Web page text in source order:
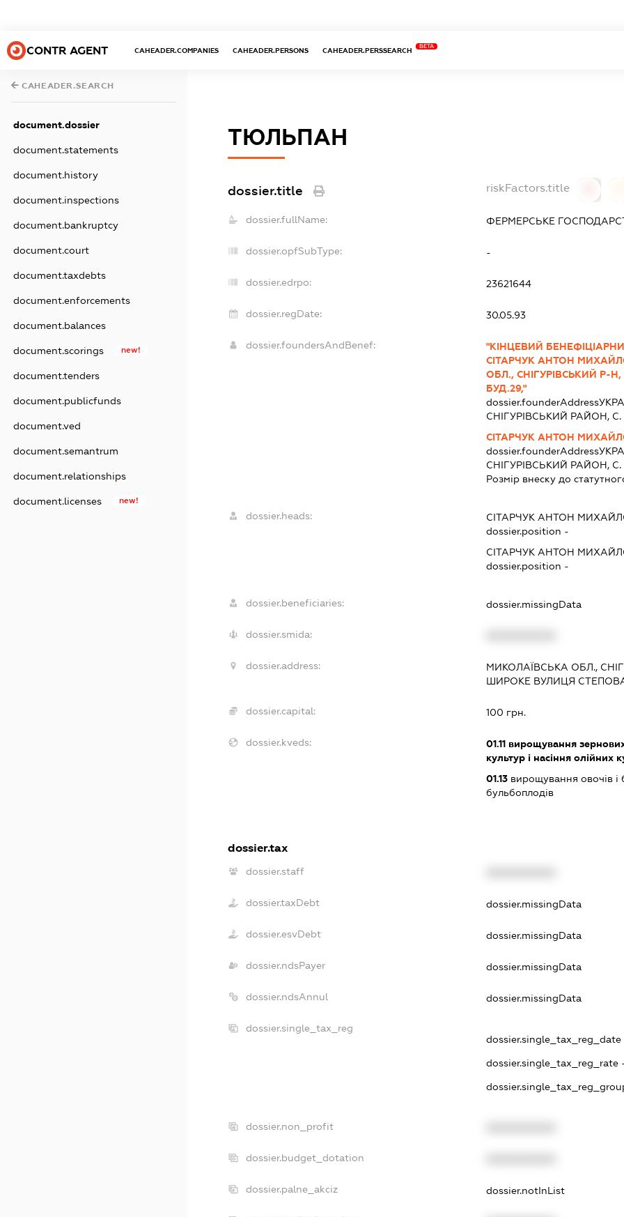
CONTR AGENT CAHEADER.COMPANIES CAHEADER.PERSONS CAHEADER.PERSSEARCH
BETA
CAHEADER.SEARCH
document.dossier
document.statements
document.history
document.inspections
document.bankruptcy
document.court
document.taxdebts
document.enforcements
document.balances
document.scorings new!
document.tenders
document.publicfunds
document.ved
document.semantrum
document.relationships
document.licenses new!
ТЮЛЬПАН
dossier.title riskFactors.title
dossier.fullName: ФЕРМЕРСЬКЕ
dossier.opfSubType: -
dossier.edrpo: 23621644
dossier.regDate: 30.05.93
dossier.foundersAndBenef:
"КІНЦЕВИЙ
СІТАРЧУК АНТОН
ОБЛ., СНІГУРІВСЬКИЙ Р-
БУД.29,"
dossier.founderAddress
СНIГУРIВСЬКИЙ РАЙОН,
СІТАРЧУК АНТОН
dossier.founderAddress
СНIГУРIВСЬКИЙ РАЙОН,
Розмір внеску до
dossier.heads: СІТАРЧУК АНТОН
dossier.position -
СІТАРЧУК АНТОН
dossier.position -
dossier.beneficiaries: dossier.missingData
dossier.smida:
dossier.address:
МИКОЛАЇВСЬКА ОБЛ.,
ШИРОКЕ ВУЛИЦЯ
dossier.capital: 100 грн.
dossier.kveds: 01.11вирощування
культур і насіння олійних
01.13вирощування овочів і
бульбоплодів
dossier.tax
dossier.staff
dossier.taxDebt dossier.missingData
dossier.esvDebt dossier.missingData
dossier.ndsPayer dossier.missingData
dossier.ndsAnnul dossier.missingData
dossier.single_tax_reg
dossier.single_tax_reg_date -
dossier.single_tax_reg_rate
dossier.non_profit
dossier.budget_dotation
dossier.palne_akciz dossier.notInList